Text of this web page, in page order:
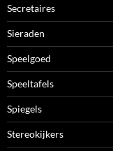
Secretaires
Sieraden
Speelgoed
Speeltafels
Spiegels
Stereokijkers